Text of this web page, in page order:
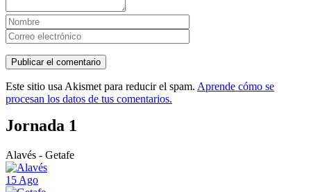
Este sitio usa Akismet para reducir el spam. Aprende cómo se
procesan los datos de tus comentarios.
Jornada 1
Alavés - Getafe
15 Ago